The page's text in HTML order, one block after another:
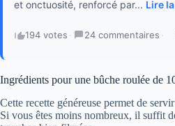
et onctuosité, renforcé par... Lire
194 votes · 24 commentaires ·
Ingrédients pour une bûche roulée de
Cette recette généreuse permet de
Si vous êtes moins nombreux, il suffit